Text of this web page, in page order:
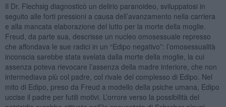
Il Dr. Flechsig diagnosticò un delirio paranoideo, sviluppatosi in
seguito alle forti pressioni a causa dell’avanzamento nella carriera
e alla mancata elaborazione del lutto per la morte della moglie.
Freud, da parte sua, descrisse un nucleo omosessuale represso
che affondava le sue radici in un “Edipo negativo”: l’omosessualità
inconscia sarebbe stata svelata dalla morte della moglie, la cui
assenza poteva rievocare l’assenza della madre interiore, che non
intermediava più col padre, col rivale del complesso di Edipo. Nel
mito di Edipo, preso da Freud a modello della psiche umana, Edipo
uccise il padre per futili motivi. L’orrore verso la possibilità del